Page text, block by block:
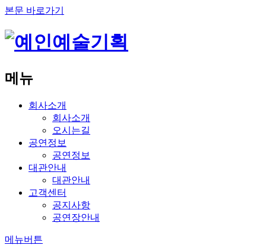
본문 바로가기
메뉴
회사소개
회사소개
오시는길
공연정보
공연정보
대관안내
대관안내
고객센터
공지사항
공연장안내
메뉴버튼